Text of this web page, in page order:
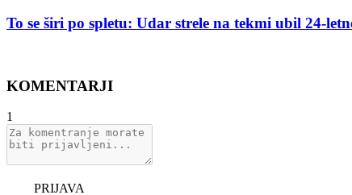
To se širi po spletu: Udar strele na tekmi ubil 24-
KOMENTARJI
1
PRIJAVA